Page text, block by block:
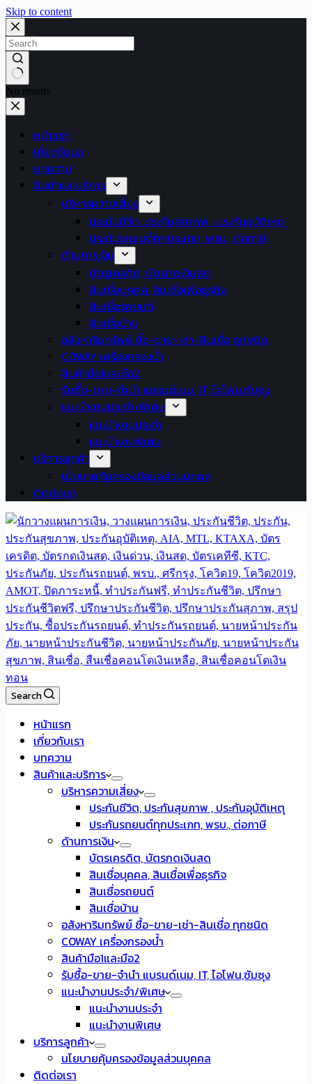
Skip to content
No results
หน้าแรก
เกี่ยวกับเรา
บทความ
สินค้าและบริการ
บริหารความเสี่ยง
ประกันชีวิต, ประกันสุขภาพ , ประกันอุบัติเหตุ
ประกันรถยนต์ทุกประเภท, พรบ., ต่อภาษี
ด้านการเงิน
บัตรเครดิต, บัตรกดเงินสด
สินเชื่อบุคคล, สินเชื่อเพื่อธุรกิจ
สินเชื่อรถยนต์
สินเชื่อบ้าน
อสังหาริมทรัพย์ ซื้อ-ขาย-เช่า-สินเชื่อ ทุกชนิด
COWAY เครื่องกรองน้ำ
สินค้ามือ1และมือ2
รับซื้อ-ขาย-จำนำ แบรนด์เนม, IT, ไอโฟน,ซัมซุง
แนะนำงานประจำ/พิเศษ
แนะนำงานประจำ
แนะนำงานพิเศษ
บริการลูกค้า
นโยบายคุ้มครองข้อมูลส่วนบุคคล
ติดต่อเรา
Search
หน้าแรก
เกี่ยวกับเรา
บทความ
สินค้าและบริการ
บริหารความเสี่ยง
ประกันชีวิต, ประกันสุขภาพ , ประกันอุบัติเหตุ
ประกันรถยนต์ทุกประเภท, พรบ., ต่อภาษี
ด้านการเงิน
บัตรเครดิต, บัตรกดเงินสด
สินเชื่อบุคคล, สินเชื่อเพื่อธุรกิจ
สินเชื่อรถยนต์
สินเชื่อบ้าน
อสังหาริมทรัพย์ ซื้อ-ขาย-เช่า-สินเชื่อ ทุกชนิด
COWAY เครื่องกรองน้ำ
สินค้ามือ1และมือ2
รับซื้อ-ขาย-จำนำ แบรนด์เนม, IT, ไอโฟน,ซัมซุง
แนะนำงานประจำ/พิเศษ
แนะนำงานประจำ
แนะนำงานพิเศษ
บริการลูกค้า
นโยบายคุ้มครองข้อมูลส่วนบุคคล
ติดต่อเรา